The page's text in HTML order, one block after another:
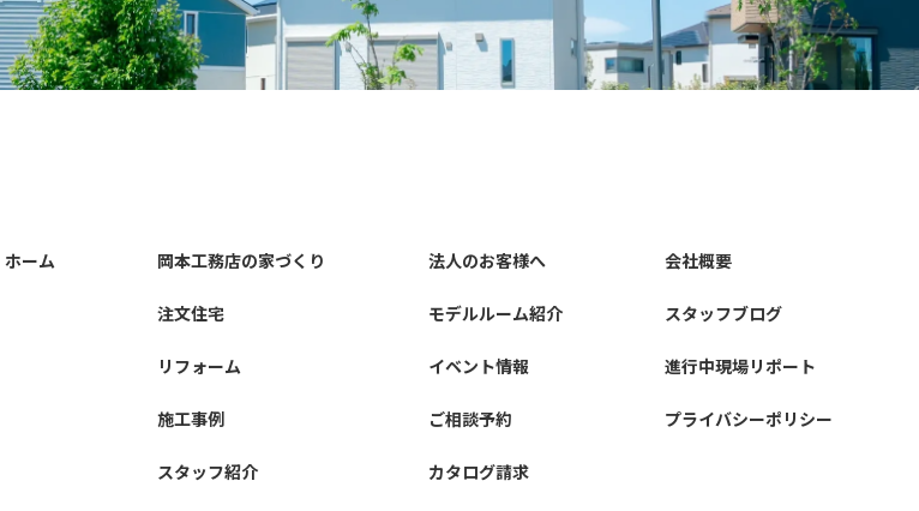
ホーム 岡本工務店の家づくり
注文住宅
リフォーム
施工事例
スタッフ紹介
法人のお客様へ
モデルルーム紹介
イベント情報
ご相談予約
カタログ請求
会社概要
スタッフブログ
進行中現場リポート
プライバシーポリシー